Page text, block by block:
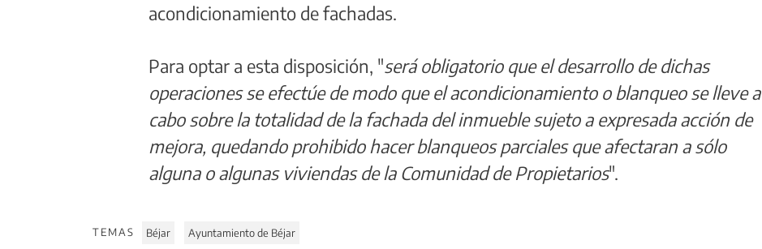
acondicionamiento de fachadas.
Para optar a esta disposición, "será obligatorio que el desarrollo de dichas
operaciones se efectúe de modo que el acondicionamiento o blanqueo se lleve a
cabo sobre la totalidad de la fachada del inmueble sujeto a expresada acción de
mejora, quedando prohibido hacer blanqueos parciales que afectaran a sólo
alguna o algunas viviendas de la Comunidad de Propietarios".
TEMAS Béjar Ayuntamiento de Béjar